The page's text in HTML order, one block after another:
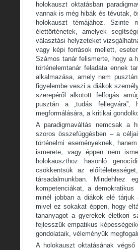
holokauszt oktatásban
vannak is még hibák és tévutak,
holokauszt témájához. Szinte
élettörténetek, amelyek
választási helyzeteket
vagy képi források mellett,
Számos tanár felismerte, hogy a
történelemtanár feladata ennek
alkalmazása, amely nem
figyelembe veszi a diákok
szerepéről alkotott felfogás
pusztán a „tudás
megformálására, a kritikai
A paradigmaváltás nemcsak a
szoros összefüggésben – a
történelmi eseményeknek,
ismerete, vagy éppen nem
holokauszthoz hasonló
csökkentsük az
társadalmunkban.
kompetenciákat, a demokratikus
minél jobban a diákok elé tárjuk
mivel ez sokakat éppen, hogy
tananyagot a gyerekek életkori
fejlesszük empatikus
gondolataik, véleményük
A holokauszt oktatásának